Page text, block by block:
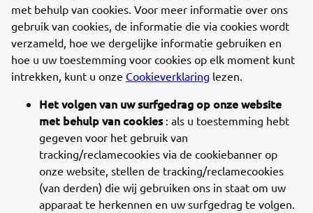
met behulp van cookies. Voor meer informatie over ons
gebruik van cookies, de informatie die via cookies wordt
verzameld, hoe we dergelijke informatie gebruiken en
hoe u uw toestemming voor cookies op elk moment kunt
intrekken, kunt u onze Cookieverklaring lezen.
Het volgen van uw surfgedrag op onze website
met behulp van cookies: als u toestemming hebt
gegeven voor het gebruik van
tracking/reclamecookies via de cookiebanner op
onze website, stellen de tracking/reclamecookies
(van derden) die wij gebruiken ons in staat om uw
apparaat te herkennen en uw surfgedrag te volgen.